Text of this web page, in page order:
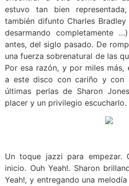
estuvo tan bien
también difunto Charles
desarmando completamente
antes, del siglo pasado. De
una fuerza sobrenatural de las
Por esa razón, y por miles más,
a este disco con cariño y con
últimas perlas de Sharon
placer y un privilegio escucharlo.
Un toque jazzi para empezar.
inicio. Ouh Yeah!. Sharon
Yeah!, y entregando una